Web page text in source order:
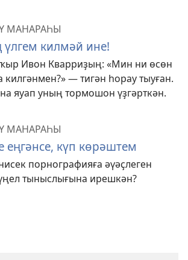
МАНАРАҺЫ
килмәй ине!
Ивон Кварриҙың: «Мин ни өсөн
килгәнмен?» — тигән һорау тыуған.
яуап уның тормошон үҙгәрткән.
МАНАРАҺЫ
еңгәнсе, күп көрәштем
порнографияға әүәҫлеген
тыныслығына ирешкән?